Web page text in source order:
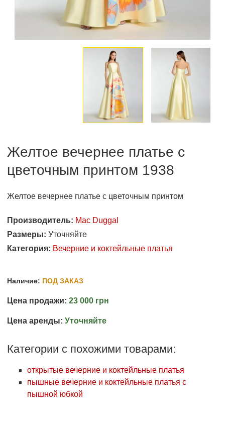
Желтое вечернее платье с
цветочным принтом 1938
Желтое вечернее платье с цветочным принтом
Производитель: Mac Duggal
Размеры: Уточняйте
Категория: Вечерние и коктейльные платья
Наличие: ПОД ЗАКАЗ
Цена продажи: 23 000 грн
Цена аренды: Уточняйте
Категории с похожими товарами:
открытые вечерние и коктейльные платья
пышные вечерние и коктейльные платья с
пышной юбкой